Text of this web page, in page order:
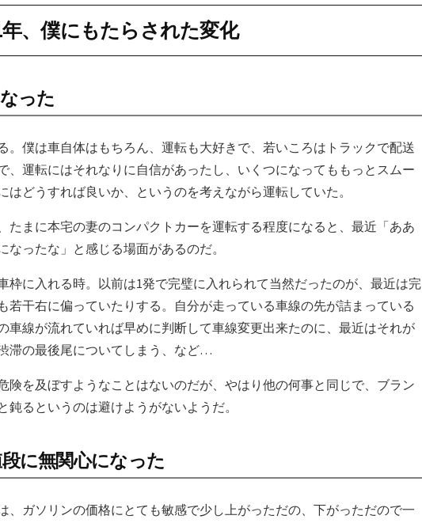
回って査定してもらった。...
、僕にもたらされた変化
った
。僕は車自体はもちろん、運転も大好きで、若いころはトラックで配送
、運転にはそれなりに自信があったし、いくつになってももっとスムー
はどうすれば良いか、というのを考えながら運転していた。
たまに本宅の妻のコンパクトカーを運転する程度になると、最近「ああ
なったな」と感じる場面があるのだ。
枠に入れる時。以前は1発で完璧に入れられて当然だったのが、最近は完
若干右に偏っていたりする。自分が走っている車線の先が詰まっている
車線が流れていれば早めに判断して車線変更出来たのに、最近はそれが
滞の最後尾についてしまう、など…
険を及ぼすようなことはないのだが、やはり他の何事と同じで、ブラン
鈍るというのは避けようがないようだ。
に無関心になった
、ガソリンの価格にとても敏感で少し上がっただの、下がっただので一